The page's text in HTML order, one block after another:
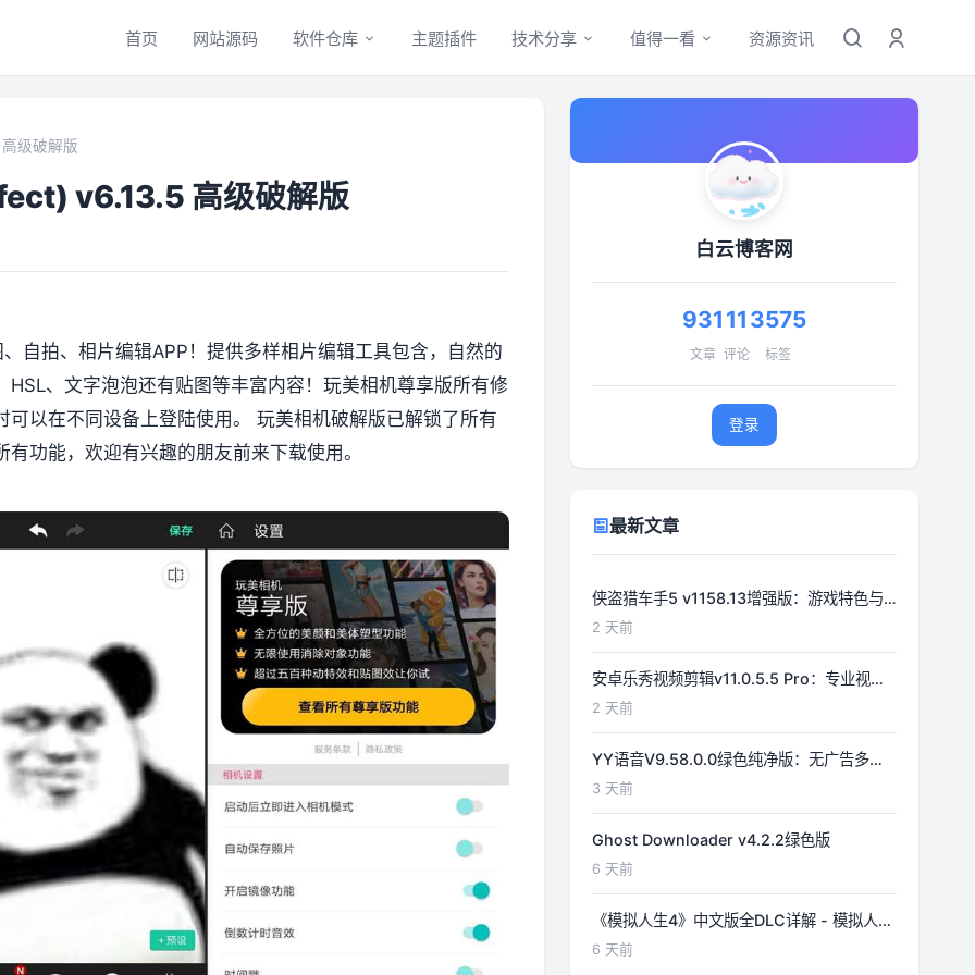
首页 网站源码 软件仓库 主题插件 技术分享 值得一看 资源资讯
级破解版
v6.13.5 高级破解版
自拍、相片编辑APP！提供多样相片编辑工具包含，自然的
、文字泡泡还有贴图等丰富内容！玩美相机尊享版所有修
以在不同设备上登陆使用。 玩美相机破解版已解锁了所有
功能，欢迎有兴趣的朋友前来下载使用。
白云博客网
931
文章
11
评论
3575
标签
登录
最新文章
侠盗猎车手5 v1158.13增强版：游戏特色与
功能详解
2 天前
安卓乐秀视频剪辑v11.0.5.5 Pro：专业视频
编辑工具详解
2 天前
YY语音V9.58.0.0绿色纯净版：无广告多开
体验优化
3 天前
Ghost Downloader v4.2.2绿色版
6 天前
《模拟人生4》中文版全DLC详解 - 模拟人生
游戏指南
6 天前